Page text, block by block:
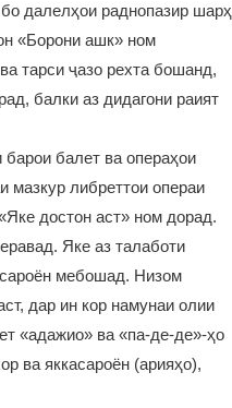
далелҳои раднопазир шарҳ
«Борони ашк» ном
тарси ҷазо рехта бошанд,
балки аз дидагони раият
балет ва операҳои
либреттои операи
достон аст» ном дорад.
Яке аз талаботи
мебошад. Низом
дар ин кор намунаи олии
«адажио» ва «па-де-де»-ҳо
ва яккасароён (арияҳо),